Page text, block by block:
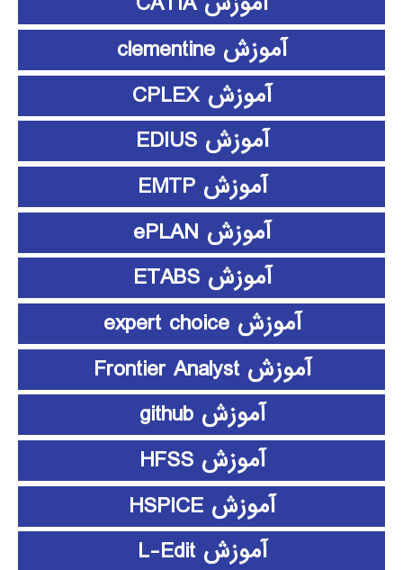
آموزش clementine
آموزش CPLEX
آموزش EDIUS
آموزش EMTP
آموزش ePLAN
آموزش ETABS
آموزش expert choice
آموزش Frontier Analyst
آموزش github
آموزش HFSS
آموزش HSPICE
آموزش L-Edit